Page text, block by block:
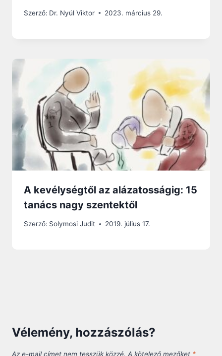
Szerző: Dr. Nyúl Viktor 2023. március 29.
A kevélységtől az alázatosságig: 15
tanács nagy szentektől
Szerző: Solymosi Judit 2019. július 17.
Vélemény, hozzászólás?
Az e-mail címet nem tesszük közzé. A kötelező mezőket *